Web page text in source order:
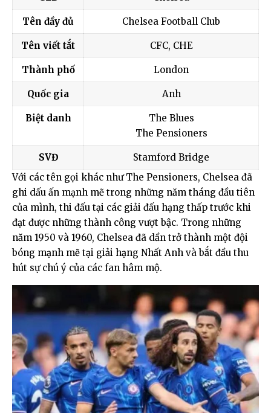
Tên đầy đủ Chelsea Football Club
Tên viết tắt CFC, CHE
Thành phố London
Quốc gia Anh
Biệt danh
The Blues
The Pensioners
SVĐ
Stamford Bridge
Với các tên gọi khác như The Pensioners, Chelsea đã
ghi dấu ấn mạnh mẽ trong những năm tháng đầu tiên
của mình, thi đấu tại các giải đấu hạng thấp trước khi
đạt được những thành công vượt bậc. Trong những
năm 1950 và 1960, Chelsea đã dần trở thành một đội
bóng mạnh mẽ tại giải hạng Nhất Anh và bắt đầu thu
hút sự chú ý của các fan hâm mộ.